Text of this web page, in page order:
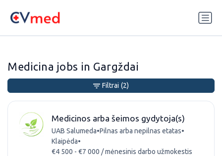
Medicina jobs in Gargždai
Medicinos arba šeimos gydytoja(s)
UAB Salumeda•Pilnas arba nepilnas etatas•
Klaipėda•
€4 500 - €7 000 / mėnesinis darbo užmokestis
Filtrai (2)